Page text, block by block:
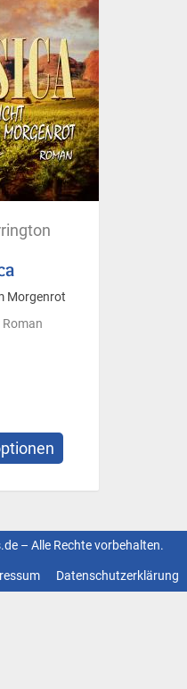
Morgenrot
– Alle Rechte vorbehalten.
Datenschutzerklärung